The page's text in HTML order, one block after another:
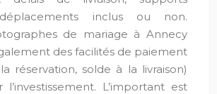
inclus ou non.
de mariage à Annecy
des facilités de paiement
réservation, solde à la livraison)
L’important est